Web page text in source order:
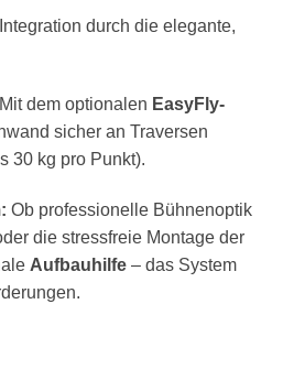
durch die elegante,
Mit dem optionalen EasyFly-
sicher an Traversen
30 kg pro Punkt).
Ob professionelle Bühnenoptik
die stressfreie Montage der
Aufbauhilfe– das System